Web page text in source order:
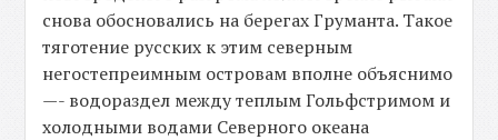
снова обосновались на берегах Груманта. Такое
тяготение русских к этим северным
негостепреимным островам вполне объяснимо
—- водораздел между теплым Гольфстримом и
холодными водами Северного океана